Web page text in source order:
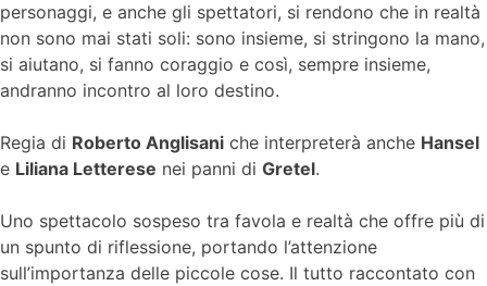
personaggi, e anche gli spettatori, si rendono che in realtà
non sono mai stati soli: sono insieme, si stringono la mano,
si aiutano, si fanno coraggio e così, sempre insieme,
andranno incontro al loro destino.
Regia di Roberto Anglisani che interpreterà anche Hansel
e Liliana Letterese nei panni di Gretel.
Uno spettacolo sospeso tra favola e realtà che offre più di
un spunto di riflessione, portando l’attenzione
sull’importanza delle piccole cose. Il tutto raccontato con